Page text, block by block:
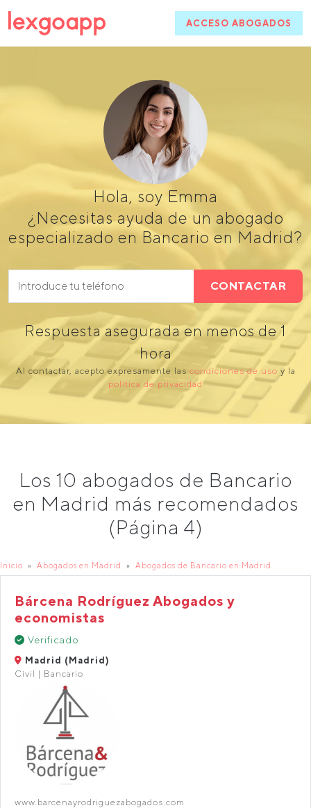
ACCESO ABOGADOS
Hola, soy Emma
¿Necesitas ayuda de un abogado
especializado en Bancario en Madrid?
CONTACTAR
Respuesta asegurada en menos de 1
hora
Al contactar, acepto expresamente las condiciones de uso y la
política de privacidad
Los 10 abogados de Bancario
en Madrid más recomendados
(Página 4)
Inicio Abogados en Madrid Abogados de Bancario en Madrid
Bárcena Rodríguez Abogados y
economistas
Verificado
Madrid (Madrid)
Civil | Bancario
www.barcenayrodriguezabogados.com